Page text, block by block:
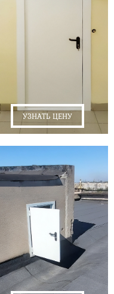
УЗНАТЬ ЦЕНУ